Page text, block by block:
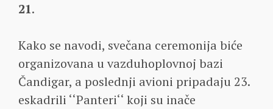
21.
Kako se navodi, svečana ceremonija biće
organizovana u vazduhoplovnoj bazi
Čandigar, a poslednji avioni pripadaju 23.
eskadrili ‘‘Panteri‘‘ koji su inače